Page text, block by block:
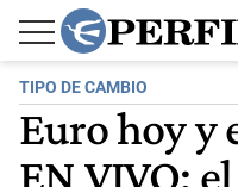
TIPO DE CAMBIO
Euro hoy y
EN VIVO: